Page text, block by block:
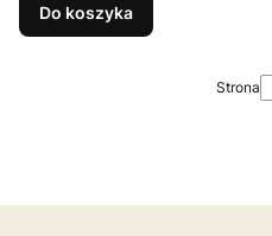
Do koszyka
Strona